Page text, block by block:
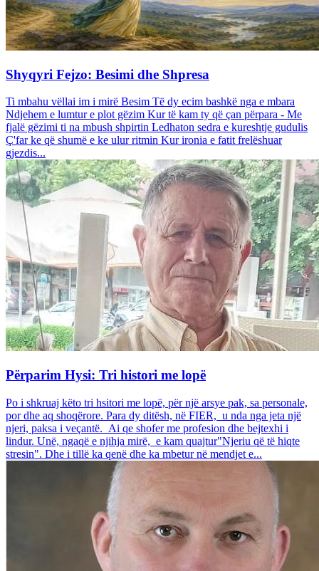
Shyqyri Fejzo: Besimi dhe Shpresa
Ti mbahu vëllai im i mirë Besim Të dy ecim bashkë nga e mbara
Ndjehem e lumtur e plot gëzim Kur të kam ty që çan përpara - Me
fjalë gëzimi ti na mbush shpirtin Ledhaton sedra e kureshtje gudulis
Ç'far ke që shumë e ke ulur ritmin Kur ironia e fatit frelëshuar
gjezdis...
Përparim Hysi: Tri histori me lopë
Po i shkruaj këto tri hsitori me lopë, për një arsye pak, sa personale,
por dhe aq shoqërore. Para dy ditësh, në FIER, u nda nga jeta një
njeri, paksa i veçantë. Ai qe shofer me profesion dhe bejtexhi i
lindur. Unë, ngaqë e njihja mirë, e kam quajtur"Njeriu që të hiqte
stresin". Dhe i tillë ka qenë dhe ka mbetur në mendjet e...